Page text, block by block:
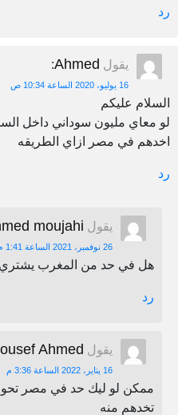
رد
يقول Ahmed
:
16 يوليو، 2020 الساعة 10:34 ص
السلام عليكم
لو معاي مليون سوداني داخل
اخدهم في مصر ازاي الطريقه
رد
يقول moujahi
26 نوفمبر، 2021 الساعة 1:41 م
هل في حد من المغرب يشتري
رد
يقول Ahmed
16 يناير، 2022 الساعة 3:36 م
ممكن لو ليك حد في مصر
تخدهم منه